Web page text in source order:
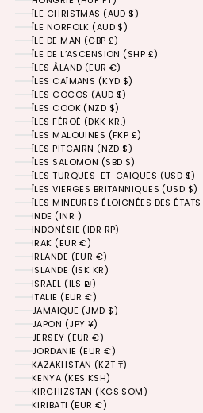
ÎLE CHRISTMAS (AUD $)
ÎLE NORFOLK (AUD $)
ÎLE DE MAN (GBP £)
ÎLE DE L’ASCENSION (SHP £)
ÎLES ÅLAND (EUR €)
ÎLES CAÏMANS (KYD $)
ÎLES COCOS (AUD $)
ÎLES COOK (NZD $)
ÎLES FÉROÉ (DKK KR.)
ÎLES MALOUINES (FKP £)
ÎLES PITCAIRN (NZD $)
ÎLES SALOMON (SBD $)
ÎLES TURQUES-ET-CAÏQUES (USD $)
ÎLES VIERGES BRITANNIQUES (USD $)
ÎLES MINEURES ÉLOIGNÉES DES
INDE (INR ₹)
INDONÉSIE (IDR RP)
IRAK (EUR €)
IRLANDE (EUR €)
ISLANDE (ISK KR)
ISRAËL (ILS ₪)
ITALIE (EUR €)
JAMAÏQUE (JMD $)
JAPON (JPY ¥)
JERSEY (EUR €)
JORDANIE (EUR €)
KAZAKHSTAN (KZT ₸)
KENYA (KES KSH)
KIRGHIZSTAN (KGS SOM)
KIRIBATI (EUR €)